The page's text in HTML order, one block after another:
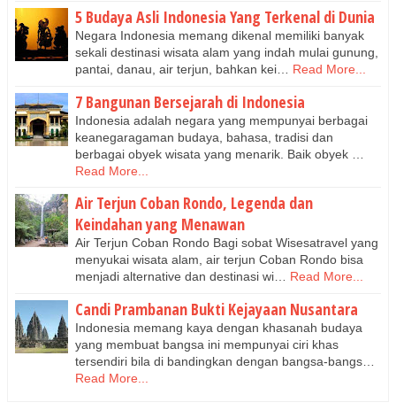
5 Budaya Asli Indonesia Yang Terkenal di Dunia
Negara Indonesia memang dikenal memiliki banyak
sekali destinasi wisata alam yang indah mulai gunung,
pantai, danau, air terjun, bahkan kei…
Read More...
7 Bangunan Bersejarah di Indonesia
Indonesia adalah negara yang mempunyai berbagai
keanegaragaman budaya, bahasa, tradisi dan
berbagai obyek wisata yang menarik. Baik obyek …
Read More...
Air Terjun Coban Rondo, Legenda dan
Keindahan yang Menawan
Air Terjun Coban Rondo Bagi sobat Wisesatravel yang
menyukai wisata alam, air terjun Coban Rondo bisa
menjadi alternative dan destinasi wi…
Read More...
Candi Prambanan Bukti Kejayaan Nusantara
Indonesia memang kaya dengan khasanah budaya
yang membuat bangsa ini mempunyai ciri khas
tersendiri bila di bandingkan dengan bangsa-bangs…
Read More...